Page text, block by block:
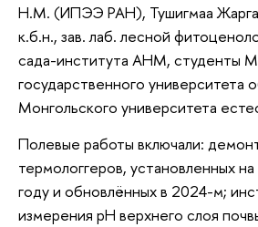
Н.М. (ИПЭЭ РАН), Тушигмаа
к.б.н., зав. лаб. лесной
сада-института АНМ, студенты
государственного университета
Монгольского университета
Полевые работы включали:
термологгеров, установленных
году и обновлённых в 2024-м;
измерения рН верхнего слоя